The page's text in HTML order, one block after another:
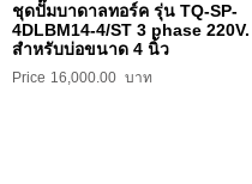
ชุดปั๊มบาดาลทอร์ค รุ่น TQ-SP-
4DLBM14-4/ST 3 phase 220V.
สำหรับบ่อขนาด 4 นิ้ว
16,000.00